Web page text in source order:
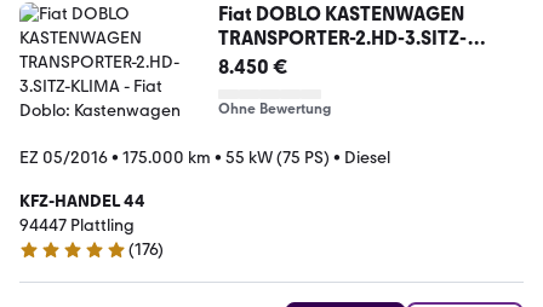
Fiat DOBLO KASTENWAGEN
TRANSPORTER-2.HD-3.SITZ-
KLIMA
8.450 €
Ohne Bewertung
EZ 05/2016• 175.000 km • 55 kW (75 PS) • Diesel
KFZ-HANDEL 44
94447 Plattling
5 Sterne
(176)